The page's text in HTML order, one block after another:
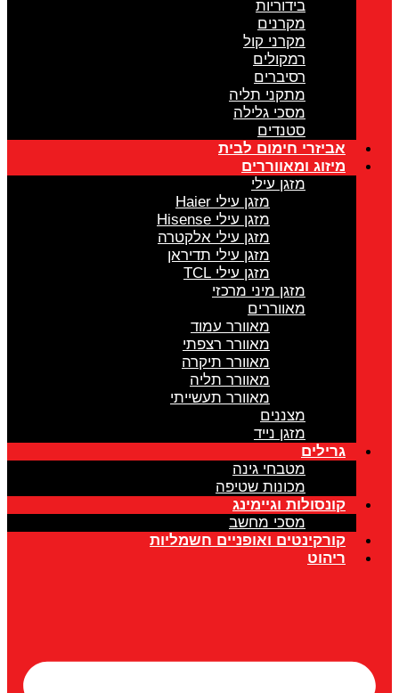
בידוריות
מקרנים
מקרני קול
רמקולים
רסיברים
מתקני תליה
מסכי גלילה
סטנדים
אביזרי חימום לבית
מיזוג ומאווררים
מזגן עילי
מזגן עילי Haier
מזגן עילי Hisense
מזגן עילי אלקטרה
מזגן עילי תדיראן
מזגן עילי TCL
מזגן מיני מרכזי
מאווררים
מאוורר עמוד
מאוורר רצפתי
מאוורר תיקרה
מאוורר תליה
מאוורר תעשייתי
מצננים
מזגן נייד
גרילים
מטבחי גינה
מכונות שטיפה
קונסולות וגיימינג
מסכי מחשב
קורקינטים ואופניים חשמליות
ריהוט